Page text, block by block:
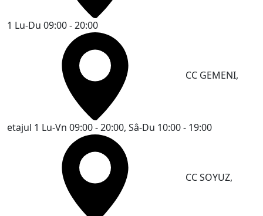
1 Lu-Du 09:00 - 20:00
CC GEMENI,
etajul 1 Lu-Vn 09:00 - 20:00, Sâ-Du 10:00 - 19:00
CC SOYUZ,